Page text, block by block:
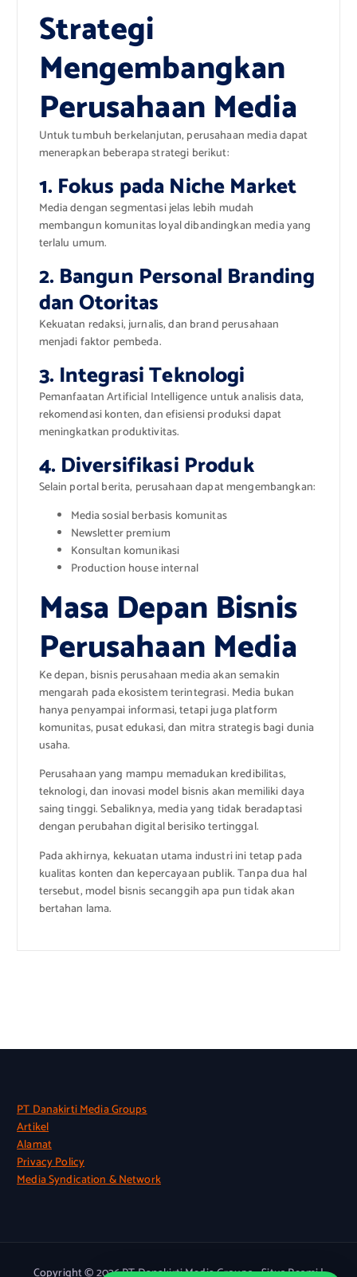
Strategi
Mengembangkan
Perusahaan Media
Untuk tumbuh berkelanjutan, perusahaan media dapat
menerapkan beberapa strategi berikut:
1. Fokus pada Niche Market
Media dengan segmentasi jelas lebih mudah
membangun komunitas loyal dibandingkan media yang
terlalu umum.
2. Bangun Personal Branding
dan Otoritas
Kekuatan redaksi, jurnalis, dan brand perusahaan
menjadi faktor pembeda.
3. Integrasi Teknologi
Pemanfaatan Artificial Intelligence untuk analisis data,
rekomendasi konten, dan efisiensi produksi dapat
meningkatkan produktivitas.
4. Diversifikasi Produk
Selain portal berita, perusahaan dapat mengembangkan:
Media sosial berbasis komunitas
Newsletter premium
Konsultan komunikasi
Production house internal
Masa Depan Bisnis
Perusahaan Media
Ke depan, bisnis perusahaan media akan semakin
mengarah pada ekosistem terintegrasi. Media bukan
hanya penyampai informasi, tetapi juga platform
komunitas, pusat edukasi, dan mitra strategis bagi dunia
usaha.
Perusahaan yang mampu memadukan kredibilitas,
teknologi, dan inovasi model bisnis akan memiliki daya
saing tinggi. Sebaliknya, media yang tidak beradaptasi
dengan perubahan digital berisiko tertinggal.
Pada akhirnya, kekuatan utama industri ini tetap pada
kualitas konten dan kepercayaan publik. Tanpa dua hal
tersebut, model bisnis secanggih apa pun tidak akan
bertahan lama.
PT Danakirti Media Groups
Artikel
Alamat
Privacy Policy
Media Syndication & Network